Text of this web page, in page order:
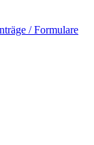
/ For­mu­la­re